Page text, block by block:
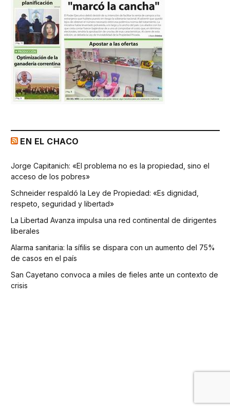
EN EL CHACO
Jorge Capitanich: «El problema no es la propiedad, sino el
acceso de los pobres»
Schneider respaldó la Ley de Propiedad: «Es dignidad,
respeto, seguridad y libertad»
La Libertad Avanza impulsa una red continental de dirigentes
liberales
Alarma sanitaria: la sífilis se dispara con un aumento del 75%
de casos en el país
San Cayetano convoca a miles de fieles ante un contexto de
crisis